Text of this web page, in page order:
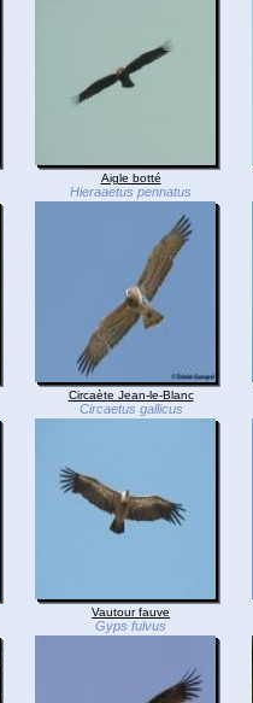
Aigle botté
Hieraaetus pennatus
Circaète Jean-le-Blanc
Circaetus gallicus
Vautour fauve
Gyps fulvus